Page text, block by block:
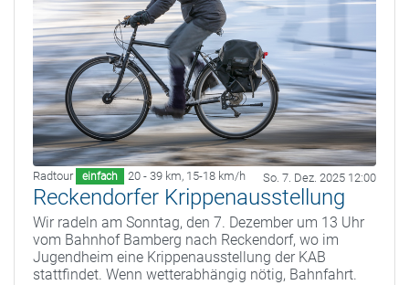
Radtour einfach 20 - 39 km, 15-18 km/h So. 7. Dez. 2025 12:00
Reckendorfer Krippenausstellung
Wir radeln am Sonntag, den 7. Dezember um 13 Uhr
vom Bahnhof Bamberg nach Reckendorf, wo im
Jugendheim eine Krippenausstellung der KAB
stattfindet. Wenn wetterabhängig nötig, Bahnfahrt.